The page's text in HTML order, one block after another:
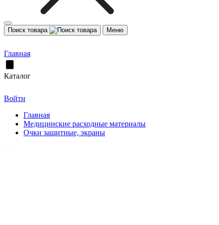
Поиск товара Меню
Главная
Каталог
Войти
Главная
Медицинские расходные материалы
Очки защитные, экраны